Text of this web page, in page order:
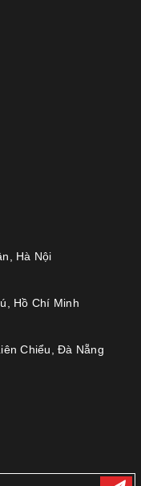
Hà Nội
Hồ Chí Minh
Chiểu, Đà Nẵng